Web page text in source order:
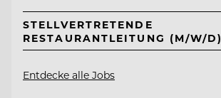
STELLVERTRETENDE
RESTAURANTLEITUNG (M/W/D)
Entdecke alle Jobs